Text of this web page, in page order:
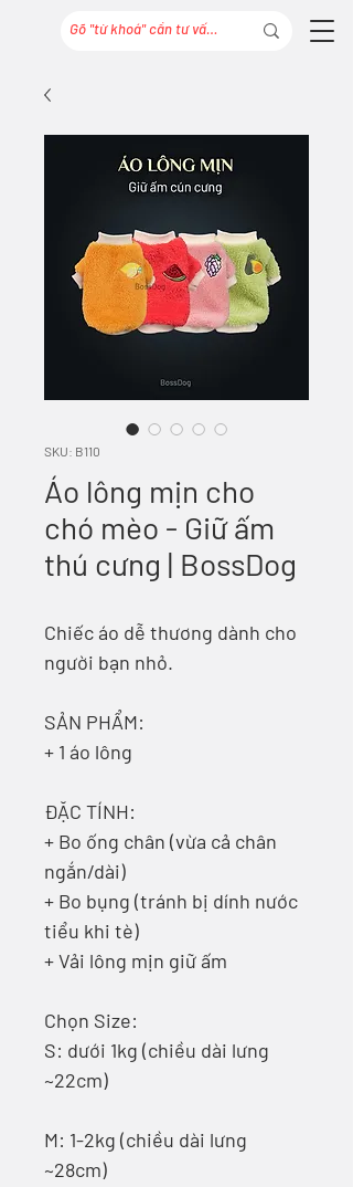
SKU: B110
Áo lông mịn cho
chó mèo - Giữ ấm
thú cưng | BossDog
Chiếc áo dễ thương dành cho
người bạn nhỏ.
SẢN PHẨM:
+ 1 áo lông
ĐẶC TÍNH:
+ Bo ống chân (vừa cả chân
ngắn/dài)
+ Bo bụng (tránh bị dính nước
tiểu khi tè)
+ Vải lông mịn giữ ấm
Chọn Size:
S: dưới 1kg (chiều dài lưng
~22cm)
M: 1-2kg (chiều dài lưng
~28cm)